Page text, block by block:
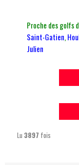
Proche des golfs
Saint-Gatien,
Julien
Lu 3897 fois